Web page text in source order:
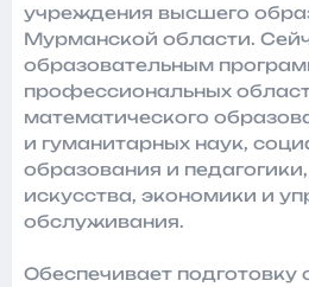
учреждения высшего
Мурманской области.
образовательным
профессиональных
математического
и гуманитарных наук,
образования и
искусства, экономики и
обслуживания.
Обеспечивает подготовку